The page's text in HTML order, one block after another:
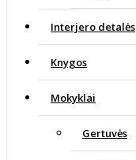
Interjero detalės
Knygos
Mokyklai
Gertuvės